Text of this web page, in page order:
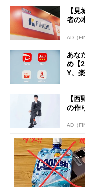
【
者の
AD（
あな
め【
Y、
【
の作
AD（